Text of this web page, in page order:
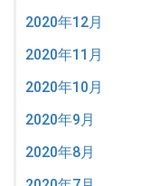
2020年12月
2020年11月
2020年10月
2020年9月
2020年8月